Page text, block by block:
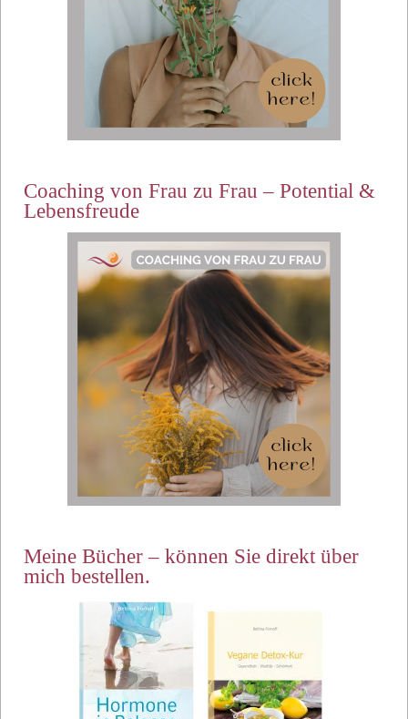
Coaching von Frau zu Frau – Potential &
Lebensfreude
Meine Bücher – können Sie direkt über
mich bestellen.